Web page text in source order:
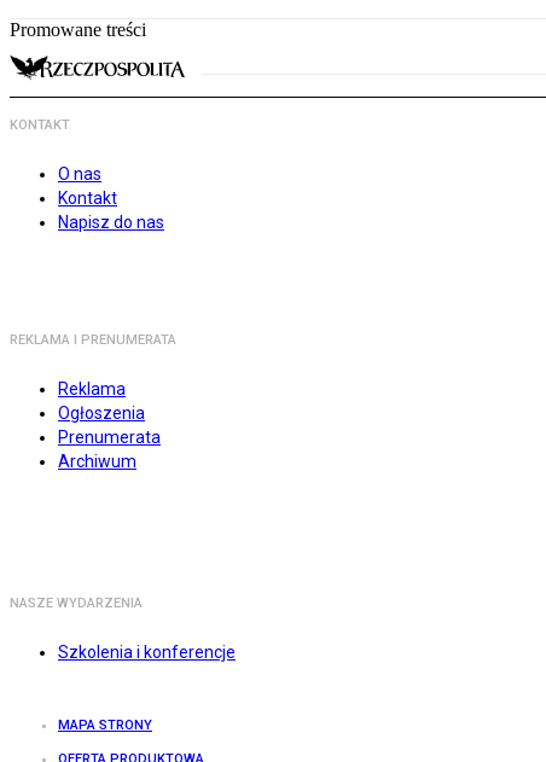
Promowane treści
KONTAKT
O nas
Kontakt
Napisz do nas
REKLAMA I PRENUMERATA
Reklama
Ogłoszenia
Prenumerata
Archiwum
NASZE WYDARZENIA
Szkolenia i konferencje
MAPA STRONY